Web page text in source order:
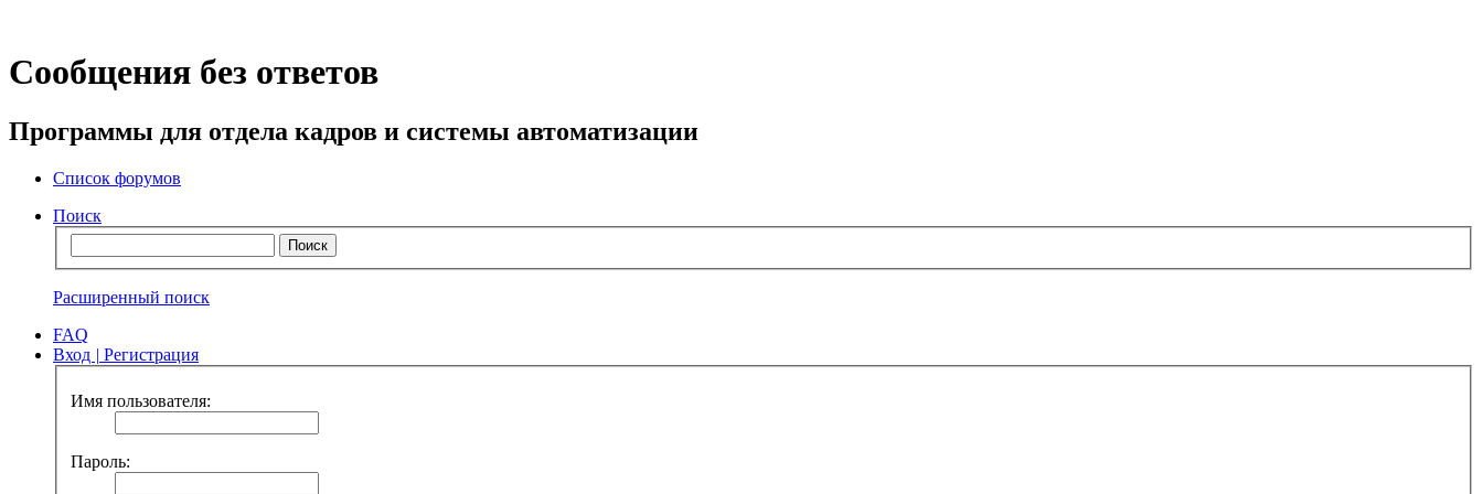
Сообщения без ответов
Программы для отдела кадров и системы автоматизации
Список форумов
Поиск
Расширенный поиск
FAQ
Вход | Регистрация
Имя пользователя:
Пароль: